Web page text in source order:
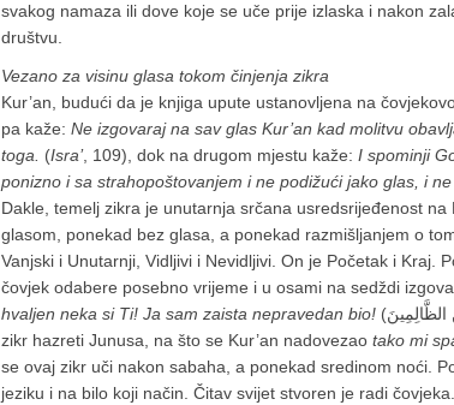
svakog namaza ili dove koje se uče prije izlaska i nakon
društvu.
Vezano za visinu glasa tokom činjenja zikra
Kur’an, budući da je knjiga upute ustanovljena na
pa kaže: Ne izgovaraj na sav glas Kur’an kad molitvu
toga. (Isra’, 109), dok na drugom mjestu kaže: I spominji
ponizno i sa strahopoštovanjem i ne podižući jako glas, i
Dakle, temelj zikra je unutarnja srčana usredsrijeđenost
glasom, ponekad bez glasa, a ponekad razmišljanjem o
Vanjski i Unutarnji, Vidljivi i Nevidljivi. On je Početak i Kraj.
čovjek odabere posebno vrijeme i u osami na sedždi
hvaljen neka si Ti! Ja sam zaista nepravedan bio! (لَا إِلَهَ إِلَّا أَنْتَ سُبْحَانَكَ إِنِّي كُنْتُ مِنَ الظَّالِمِينَ), poznat kao
zikr hazreti Junusa, na što se Kur’an nadovezao tako mi
se ovaj zikr uči nakon sabaha, a ponekad sredinom noći.
jeziku i na bilo koji način. Čitav svijet stvoren je radi